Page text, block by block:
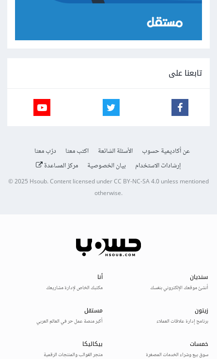
تابعنا على
عن أكاديمية حسوب الأسئلة الشائعة اكتب معنا
درّب معنا
إرشادات الاستخدام
بيان الخصوصية مركز المساعدة
© 2025Hsoub.Content licensed underCC BY-NC-SA 4.0unless mentioned
otherwise.